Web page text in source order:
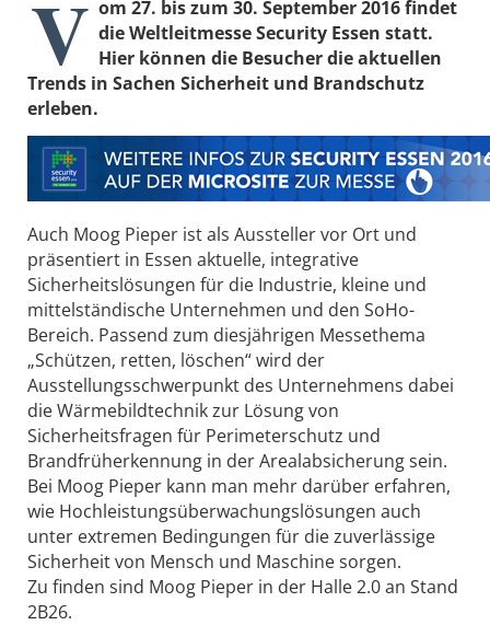
V om 27. bis zum 30. September 2016 findet
die Weltleitmesse Security Essen statt.
Hier können die Besucher die aktuellen
Trends in Sachen Sicherheit und Brandschutz
erleben.
Auch Moog Pieper ist als Aussteller vor Ort und
präsentiert in Essen aktuelle, integrative
Sicherheitslösungen für die Industrie, kleine und
mittelständische Unternehmen und den SoHo-
Bereich. Passend zum diesjährigen Messethema
„Schützen, retten, löschen“ wird der
Ausstellungsschwerpunkt des Unternehmens dabei
die Wärmebildtechnik zur Lösung von
Sicherheitsfragen für Perimeterschutz und
Brandfrüherkennung in der Arealabsicherung sein.
Bei Moog Pieper kann man mehr darüber erfahren,
wie Hochleistungs­überwachungs­lösungen auch
unter extremen Bedingungen für die zuverlässige
Sicherheit von Mensch und Maschine sorgen.
Zu finden sind Moog Pieper in der Halle 2.0 an Stand
2B26.